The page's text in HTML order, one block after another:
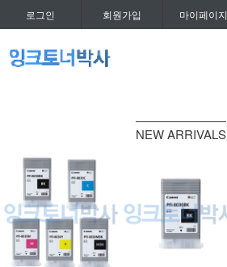
로그인 회원가입 마이페이지
NEW ARRIVALS